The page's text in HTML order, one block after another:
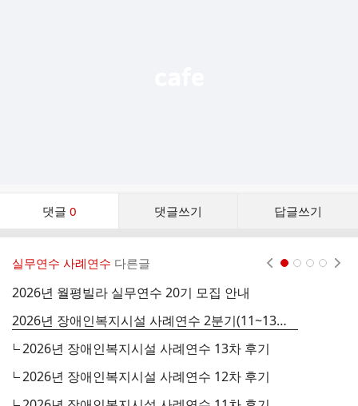
댓글 0 댓글쓰기 답글쓰기
댓
실무연수 사례연수 다른글
2026년 월평빌라 실무연수 20기 모집 안내
2026년 장애인복지시설 사례연수 2분기(11~13차) 안내와 모집
2026년 장애인복지시설 사례연수 13차 후기
2026년 장애인복지시설 사례연수 12차 후기